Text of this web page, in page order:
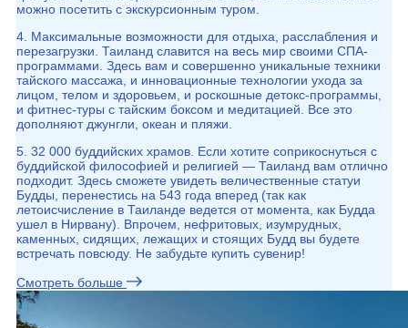
можно посетить с экскурсионным туром.
4. Максимальные возможности для отдыха, расслабления и
перезагрузки. Таиланд славится на весь мир своими СПА-
программами. Здесь вам и совершенно уникальные техники
тайского массажа, и инновационные технологии ухода за
лицом, телом и здоровьем, и роскошные детокс-программы,
и фитнес-туры с тайским боксом и медитацией. Все это
дополняют джунгли, океан и пляжи.
5. 32 000 буддийских храмов. Если хотите соприкоснуться с
буддийской философией и религией — Таиланд вам отлично
подходит. Здесь сможете увидеть величественные статуи
Будды, перенестись на 543 года вперед (так как
летоисчисление в Таиланде ведется от момента, как Будда
ушел в Нирвану). Впрочем, нефритовых, изумрудных,
каменных, сидящих, лежащих и стоящих Будд вы будете
встречать повсюду. Не забудьте купить сувенир!
Смотреть больше